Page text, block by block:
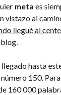
meta es
vistazo al
llegué al
hasta
150.
160 000